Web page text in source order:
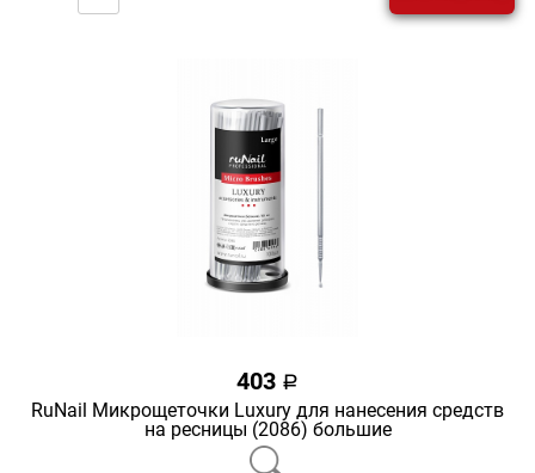
403 a
RuNail Микрощеточки Luxury для нанесения средств
на ресницы (2086) большие